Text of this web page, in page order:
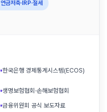
연금저축·IRP·절세
▪한국은행 경제통계시스템(ECOS)
▪생명보험협회·손해보험협회
▪금융위원회 공식 보도자료